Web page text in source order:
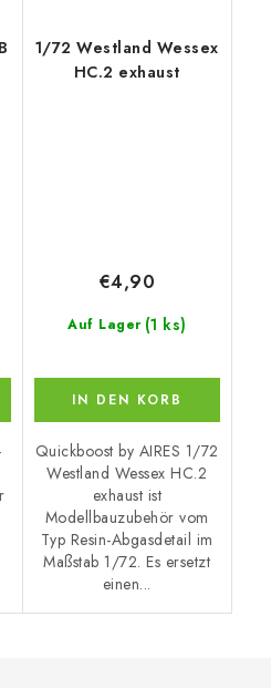
1/72 Westland Wessex
HC.2 exhaust
Auf Lager (1 ks)
€4,90
IN DEN KORB
Quickboost by AIRES 1/72
Westland Wessex HC.2
exhaust ist
Modellbauzubehör vom
Typ Resin-Abgasdetail im
Maßstab 1/72. Es ersetzt
einen...